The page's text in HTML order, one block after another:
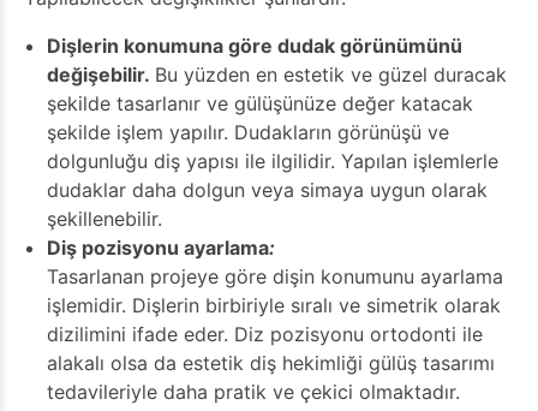
Dişlerin konumuna göre dudak görünümünü
değişebilir. Bu yüzden en estetik ve güzel duracak
şekilde tasarlanır ve gülüşünüze değer katacak
şekilde işlem yapılır. Dudakların görünüşü ve
dolgunluğu diş yapısı ile ilgilidir. Yapılan işlemlerle
dudaklar daha dolgun veya simaya uygun olarak
şekillenebilir.
Diş pozisyonu ayarlama:
Tasarlanan projeye göre dişin konumunu ayarlama
işlemidir. Dişlerin birbiriyle sıralı ve simetrik olarak
dizilimini ifade eder. Diz pozisyonu ortodonti ile
alakalı olsa da estetik diş hekimliği gülüş tasarımı
tedavileriyle daha pratik ve çekici olmaktadır.